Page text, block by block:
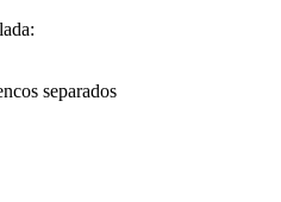
separados